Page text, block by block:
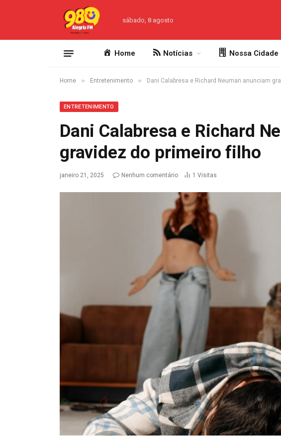
sábado, 8 agosto
Home Notícias Nossa Cidade
Home » Entretenimento » Dani Calabresa e Richard Neuman anunciam
ENTRETENIMENTO
Dani Calabresa e Richard
gravidez do primeiro filho
janeiro 21, 2025 Nenhum comentário 1 Visitas